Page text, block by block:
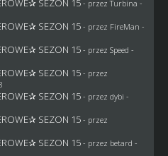
SEZON 15 - przez Turbina -
SEZON 15 - przez FireMan -
SEZON 15 - przez Speed -
SEZON 15 - przez
SEZON 15 - przez dybi -
SEZON 15 - przez
SEZON 15 - przez betard -